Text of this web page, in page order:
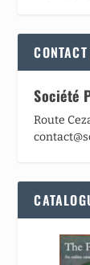
CONTACT
Société
Route